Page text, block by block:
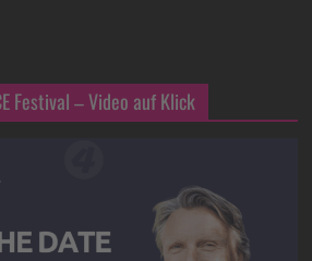
Festival – Video auf Klick